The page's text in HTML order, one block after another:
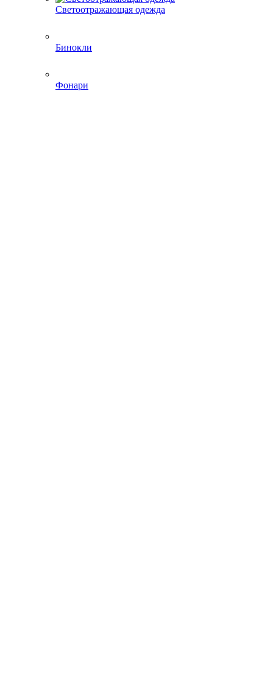
Светоотражающая одежда
Бинокли
Фонари